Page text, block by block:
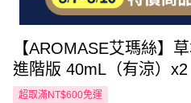
【AROMASE艾瑪絲】
進階版 40mL（有涼）x2
超取滿NT$600免運